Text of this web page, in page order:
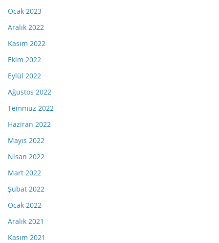
Ocak 2023
Aralık 2022
Kasım 2022
Ekim 2022
Eylül 2022
Ağustos 2022
Temmuz 2022
Haziran 2022
Mayıs 2022
Nisan 2022
Mart 2022
Şubat 2022
Ocak 2022
Aralık 2021
Kasım 2021